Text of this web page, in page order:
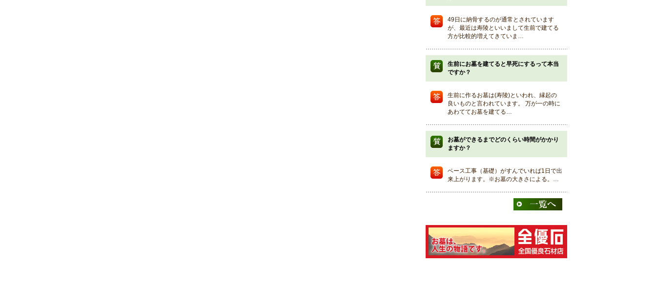
49日に納骨するのが通常とされています
が、最近は寿陵といいまして生前で建てる
方が比較的増えてきていま…
生前にお墓を建てると早死にするって本当
ですか？
生前に作るお墓は(寿陵)といわれ、縁起の
良いものと言われています。 万が一の時に
あわててお墓を建てる…
お墓ができるまでどのくらい時間がかかり
ますか？
ベース工事（基礎）がすんでいれば1日で出
来上がります。※お墓の大きさによる。…